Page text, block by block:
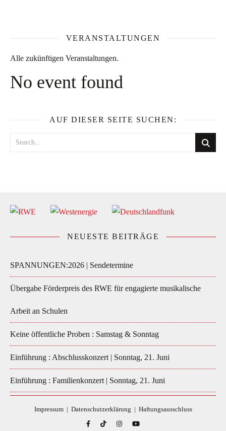
VERANSTALTUNGEN
Alle zukünftigen Veranstaltungen.
No event found
AUF DIESER SEITE SUCHEN:
NEUESTE BEITRÄGE
SPANNUNGEN:2026 | Sendetermine
Übergabe Förderpreis des RWE für engagierte musikalische
Arbeit an Schulen
Keine öffentliche Proben : Samstag & Sonntag
Einführung : Abschlusskonzert | Sonntag, 21. Juni
Einführung : Familienkonzert | Sonntag, 21. Juni
Impressum| Datenschutzerklärung | Haftungsausschluss